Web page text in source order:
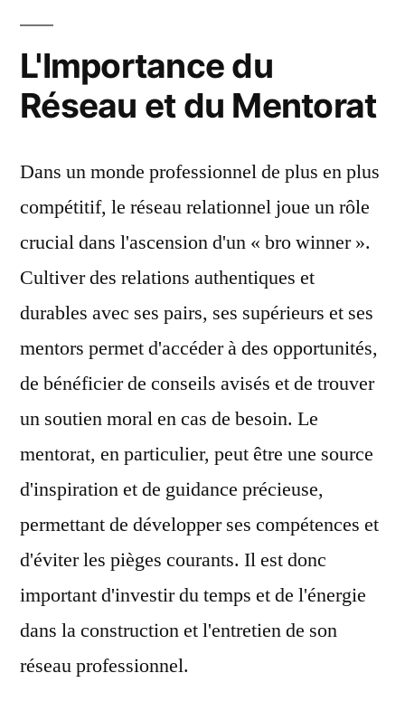
L'Importance du
Réseau et du Mentorat
Dans un monde professionnel de plus en plus
compétitif, le réseau relationnel joue un rôle
crucial dans l'ascension d'un « bro winner ».
Cultiver des relations authentiques et
durables avec ses pairs, ses supérieurs et ses
mentors permet d'accéder à des opportunités,
de bénéficier de conseils avisés et de trouver
un soutien moral en cas de besoin. Le
mentorat, en particulier, peut être une source
d'inspiration et de guidance précieuse,
permettant de développer ses compétences et
d'éviter les pièges courants. Il est donc
important d'investir du temps et de l'énergie
dans la construction et l'entretien de son
réseau professionnel.